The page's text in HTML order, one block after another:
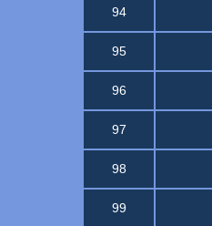
94
95
96
97
98
99